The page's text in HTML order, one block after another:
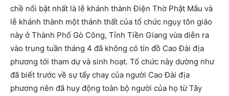
chề nổi bật nhất là lễ khánh thành Điện Thờ Phật Mẫu và
lễ khánh thành một thánh thất của tổ chức ngụy tôn giáo
này ở Thành Phố Gò Công, Tỉnh Tiền Giang vừa diễn ra
vào trung tuần tháng 4 đã không có tín đồ Cao Đài địa
phương tới tham dự và sinh hoạt. Tổ chức này dường như
đã biết trước về sự tẩy chay của người Cao Đài địa
phương nên đã huy động toàn bộ người của họ từ Tây